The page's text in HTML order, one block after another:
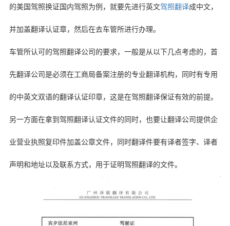
的美国驾照换证国内驾照为例，就要先进行英文驾照翻译成中文，
并加盖翻译认证章，然后在去车管所进行办理。
车管所认可的驾照翻译公司的要求，一般是从以下几点考虑的，首
先翻译公司是必须在工商局备案注册的专业翻译机构，同时有专用
的中英文双语的翻译认证印章，这是在驾照翻译保证有效的前提。
另一方面在拿到驾照翻译认证文件的同时，也要让翻译公司提供企
业营业执照复印件加盖公章文件，同时翻译件要有译者签字、译者
声明和地址以及联系方式，用于证明驾照翻译的文件。